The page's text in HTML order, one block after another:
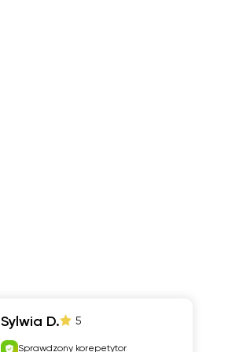
Sylwia D. 5
Sprawdzony korepetytor